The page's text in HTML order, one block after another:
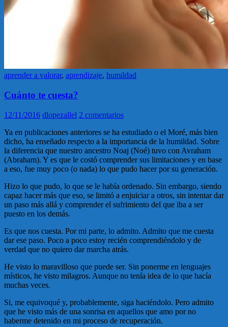
aprender a valorar, aprendizaje, humildad
Cuánto te cuesta?
12/11/2016 dlopezallel 2 comentarios
Ya en publicaciones anteriores se ha estudiado o el Moré, más bien
dicho, ha enseñado respecto a la importancia de la humildad. Sobre
la diferencia que nuestro ancestro Noaj (Noé) tuvo con Avraham
(Abraham). Y es que le costó comprender sus limitaciones y en base
a eso, fue muy poco (o nada) lo que pudo hacer por su generación.
Hizo lo que pudo, lo que se le había ordenado. Sin embargo, siendo
capaz hacer más que eso, se limitó a enjuiciar a otros, sin intentar dar
un paso más allá y comprender el sufrimiento del que iba a ser
puesto en los demás.
Es que nos cuesta. Por mi parte, lo admito. Admito que me cuesta
dar ese paso. Poco a poco estoy recién comprendiéndolo y de
verdad que no quiero dar marcha atrás.
He visto lo maravilloso que puede ser. Sin ponerme en lenguajes
místicos, he visto milagros. Aunque no tenía idea de lo que hacía
muchas veces.
Si, me equivoqué y, probablemente, siga haciéndolo. Pero admito
que he visto más de una sonrisa en aquellos que amo por no
haberme detenido en mi proceso de recuperación.